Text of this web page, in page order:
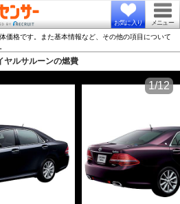
お気に入り メニュー
価格です。また基本情報など、その他の項目について
ヤルサルーンの燃費
1/12